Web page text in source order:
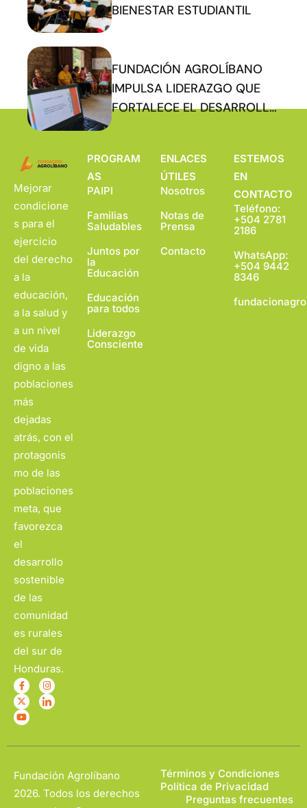
BIENESTAR ESTUDIANTIL
FUNDACIÓN AGROLÍBANO
IMPULSA LIDERAZGO QUE
FORTALECE EL DESARROLLO
Mejorar
condicione
s para el
ejercicio
del derecho
a la
educación,
a la salud y
a un nivel
de vida
digno a las
poblaciones
más
dejadas
atrás, con el
protagonis
mo de las
poblaciones
meta, que
favorezca
el
desarrollo
sostenible
de las
comunidad
es rurales
del sur de
Honduras.
PROGRAM
AS
PAIPI
Familias
Saludables
Juntos por
la
Educación
Educación
para todos
Liderazgo
Consciente
ENLACES
ÚTILES
Nosotros
Notas de
Prensa
Contacto
ESTEMOS
EN
CONTACTO
Teléfono:
+504 2781
2186
WhatsApp:
+504 9442
8346
Fundación Agrolíbano
2026. Todos los derechos
Términos y Condiciones
Política de Privacidad
Preguntas frecuentes